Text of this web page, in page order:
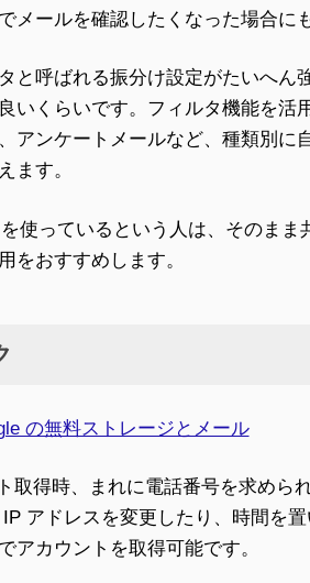
メールを確認したくなった場合に
と呼ばれる振分け設定がたいへ
いくらいです。フィルタ機能を活
アンケートメールなど、種類別に
ます。
使っているという人は、そのま
をおすすめします。
の無料ストレージとメール
取得時、まれに電話番号を求めら
アドレスを変更したり、時間を
アカウントを取得可能です。